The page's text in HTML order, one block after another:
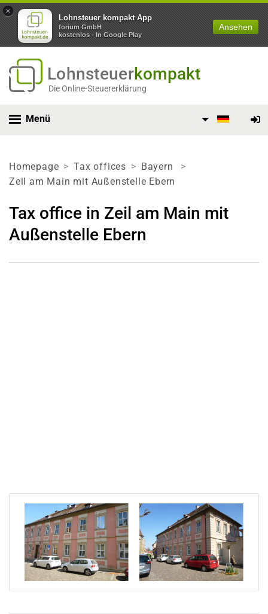
×
Lohnsteuer kompakt App
forium GmbH
kostenlos - In Google Play
Ansehen
Lohnsteuerkompakt
Die Online-Steuererklärung
Menü
Homepage Tax offices
Bayern
Zeil am Main mit Außenstelle Ebern
Tax office in Zeil am Main mit
Außenstelle Ebern